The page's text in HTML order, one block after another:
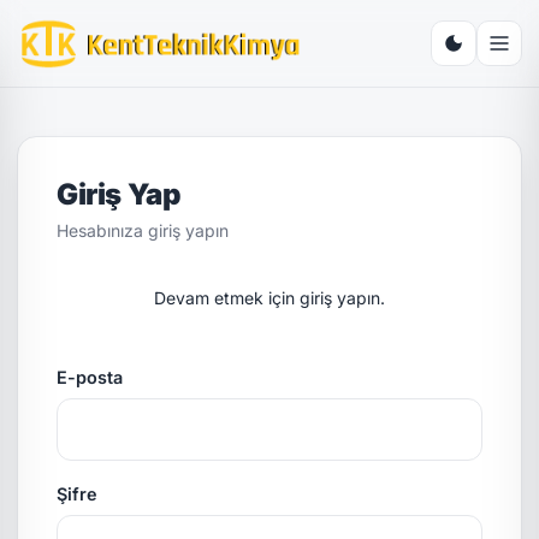
Giriş Yap
Hesabınıza giriş yapın
Devam etmek için giriş yapın.
E-posta
Şifre